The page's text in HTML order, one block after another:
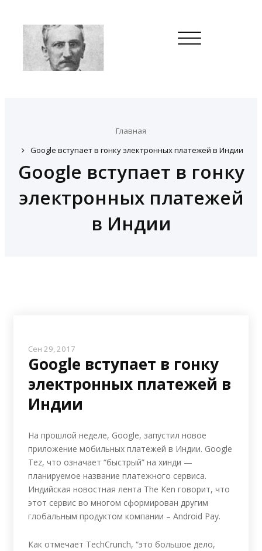
Toggle
navigation
Главная
Google вступает в гонку электронных платежей в Индии
Google вступает в гонку
электронных платежей
в Индии
Сен 29, 2017
Google вступает в гонку
электронных платежей в
Индии
На прошлой неделе, Google, запустил новое
приложение мобильных платежей в Индии. Google
Tez, что означает “быстрый” на хинди —
планируемое название платежного сервиса.
Индийская новостная лента The Ken говорит, что
этот сервис во многом сформирован другим
глобальным продуктом компании – Android Pay.
Как отмечает TechCrunch, “это большое дело,